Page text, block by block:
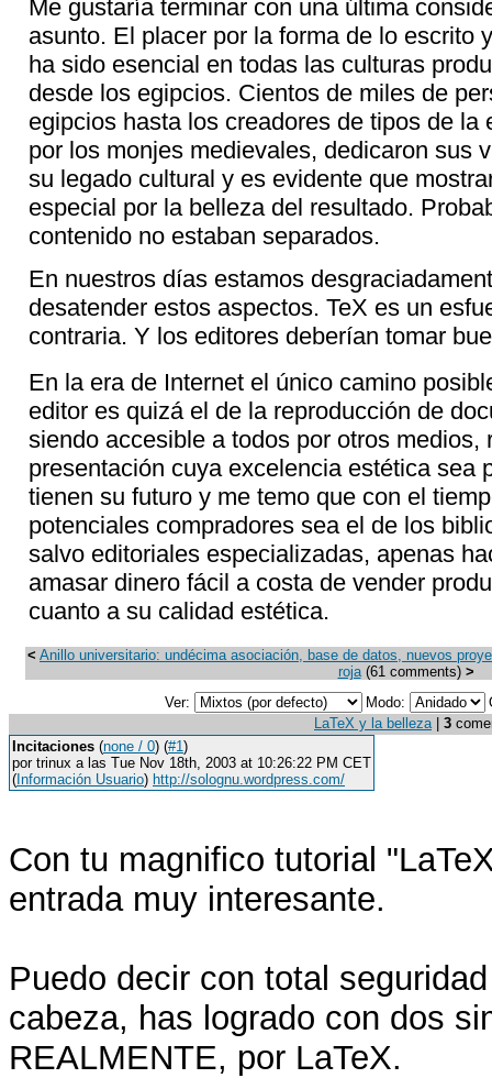
Me gustaría terminar con una última
asunto. El placer por la forma de lo escrito
ha sido esencial en todas las culturas
desde los egipcios. Cientos de miles de
egipcios hasta los creadores de tipos de la
por los monjes medievales, dedicaron sus
su legado cultural y es evidente que
especial por la belleza del resultado.
contenido no estaban separados.
En nuestros días estamos
desatender estos aspectos. TeX es un
contraria. Y los editores deberían tomar
En la era de Internet el único camino
editor es quizá el de la reproducción de
siendo accesible a todos por otros medios,
presentación cuya excelencia estética sea
tienen su futuro y me temo que con el
potenciales compradores sea el de los
salvo editoriales especializadas, apenas
amasar dinero fácil a costa de vender
cuanto a su calidad estética.
< Anillo universitario: undécima asociación, base de datos, nuevos
roja(61 comments) >
Ver:
Modo:
LaTeX y la belleza| 3
Incitaciones (none / 0) (#1)
por trinux a las Tue Nov 18th, 2003 at 10:26:22 PM CET
( Información Usuario) http://solognu.wordpress.com/
Con tu magnifico tutorial
entrada muy interesante.
Puedo decir con total
cabeza, has logrado con dos
REALMENTE, por LaTeX.